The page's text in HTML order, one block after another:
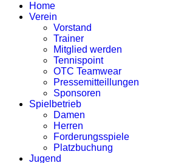
Home
Verein
Vorstand
Trainer
Mitglied werden
Tennispoint
OTC Teamwear
Pressemitteillungen
Sponsoren
Spielbetrieb
Damen
Herren
Forderungsspiele
Platzbuchung
Jugend